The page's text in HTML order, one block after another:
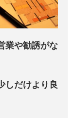
業や勧誘がな
しだけより良